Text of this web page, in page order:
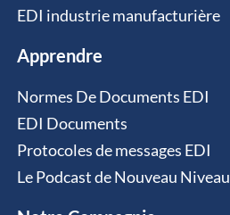
EDI industrie manufacturière
Apprendre
Normes De Documents EDI
EDI Documents
Protocoles de messages EDI
Le Podcast de Nouveau Niveau